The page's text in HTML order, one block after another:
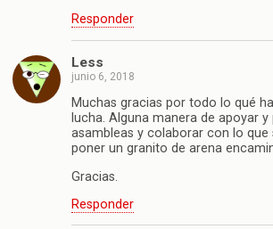
Responder
Less
junio 6, 2018
Muchas gracias por todo lo qué
lucha. Alguna manera de apoyar
asambleas y colaborar con lo que
poner un granito de arena
Gracias.
Responder